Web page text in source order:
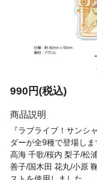
990円(税込)
商品説明
『ラブライブ！サンシ
ダーが全9種で登場しま
高海 千歌/桜内 梨子/松
善子/国木田 花丸/小原